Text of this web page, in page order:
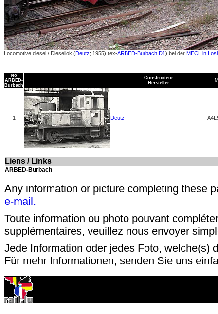
Locomotive diesel / Diesellok (Deutz; 1955) (ex-ARBED-Burbach D1) bei der MECL in
No
ARBED-
Burbach
Constructeur
Hersteller
1 Deutz
Liens / Links
ARBED-Burbach
Any information or picture completing these
e-mail.
Toute information ou photo pouvant
supplémentaires, veuillez nous envoyer
Jede Information oder jedes Foto, welche(s)
Für mehr Informationen, senden Sie uns